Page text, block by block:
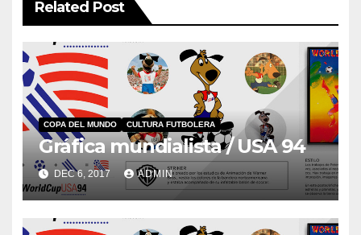
Related Post
COPA DEL MUNDO CULTURA FUTBOLERA
Gráfica mundialista / USA 94
DEC 6, 2017 ADMIN